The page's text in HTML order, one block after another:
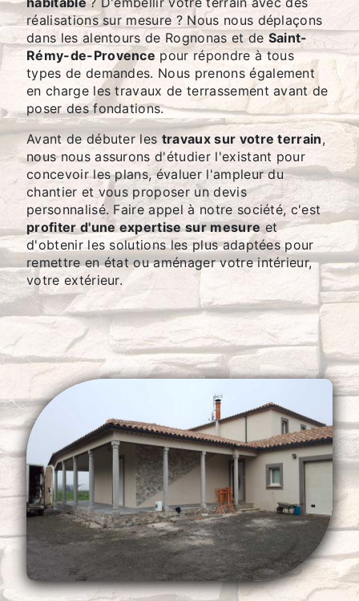
réalisations sur mesure ? Nous nous déplaçons
dans les alentours de Rognonas et deSaint-
Rémy-de-Provence pour répondre à tous
types de demandes. Nous prenons également
en charge les travaux de terrassement avant de
poser des fondations.
Avant de débuter les travaux sur votre terrain,
nous nous assurons d'étudier l'existant pour
concevoir les plans, évaluer l'ampleur du
chantier et vous proposer un devis
personnalisé. Faire appel à notre société, c'est
profiter d'une expertise sur mesureet
d'obtenir les solutions les plus adaptées pour
remettre en état ou aménager votre intérieur,
votre extérieur.